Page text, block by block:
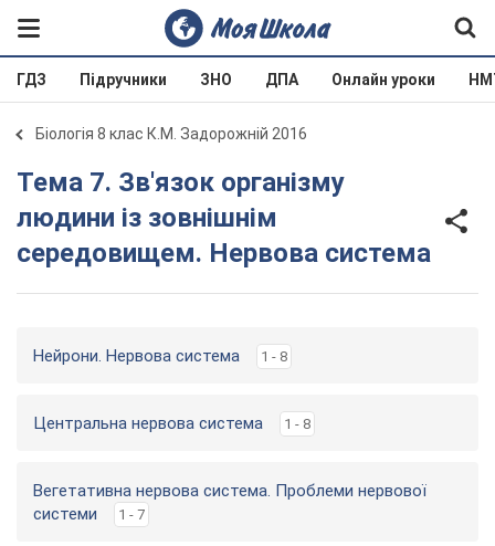
ГДЗ Підручники ЗНО ДПА Онлайн уроки
Біологія 8 клас К.М. Задорожній 2016
Тема 7. Зв'язок організму
людини із зовнішнім
середовищем. Нервова система
Нейрони. Нервова система 1 - 8
Центральна нервова система 1 - 8
Вегетативна нервова система. Проблеми нервової
системи
1 - 7